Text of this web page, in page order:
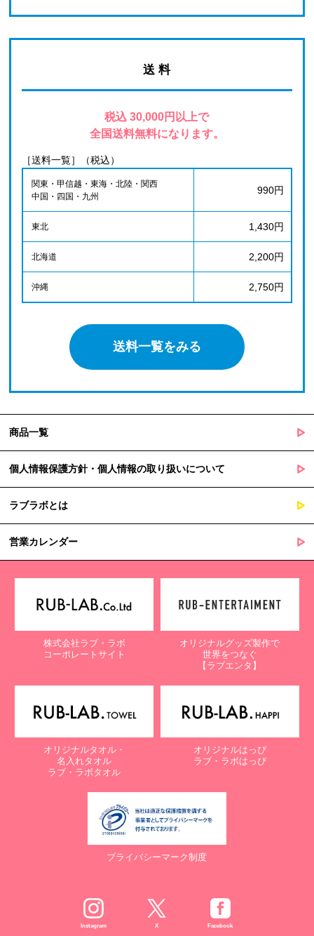
送 料
税込 30,000円以上で
全国送料無料になります。
［送料一覧］（税込）
関東・甲信越・東海・北陸・関西
中国・四国・九州
990円
東北 1,430円
北海道 2,200円
沖縄 2,750円
送料一覧をみる
商品一覧
個人情報保護方針・個人情報の取り扱いについて
ラブラボとは
営業カレンダー
株式会社ラブ・ラボ
コーポレートサイト
オリジナルグッズ製作で
世界をつなぐ
【ラブエンタ】
オリジナルタオル・
名入れタオル
ラブ・ラボタオル
オリジナルはっぴ
ラブ・ラボはっぴ
プライバシーマーク制度
Instagram X Facebook